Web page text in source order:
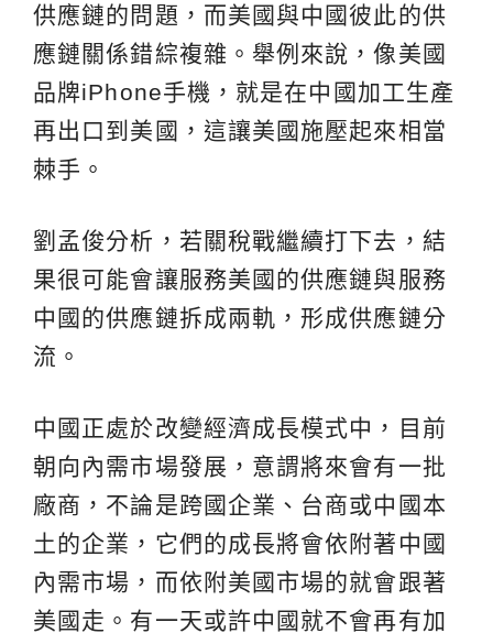
供應鏈的問題，而美國與中國彼此的供
應鏈關係錯綜複雜。舉例來說，像美國
品牌iPhone手機，就是在中國加工生產
再出口到美國，這讓美國施壓起來相當
棘手。
劉孟俊分析，若關稅戰繼續打下去，結
果很可能會讓服務美國的供應鏈與服務
中國的供應鏈拆成兩軌，形成供應鏈分
流。
中國正處於改變經濟成長模式中，目前
朝向內需市場發展，意謂將來會有一批
廠商，不論是跨國企業、台商或中國本
土的企業，它們的成長將會依附著中國
內需市場，而依附美國市場的就會跟著
美國走。有一天或許中國就不會再有加